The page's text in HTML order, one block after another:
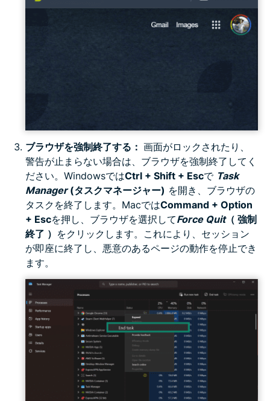
ブラウザを強制終了する： 画面がロックされたり、
警告が止まらない場合は、ブラウザを強制終了してく
ださい。WindowsではCtrl + Shift + Escで Task
Manager(タスクマネージャー) を開き、ブラウザの
タスクを終了します。MacではCommand + Option
+ Escを押し、ブラウザを選択してForce Quit（ 強制
終了 ） をクリックします。これにより、セッション
が即座に終了し、悪意のあるページの動作を停止でき
ます。